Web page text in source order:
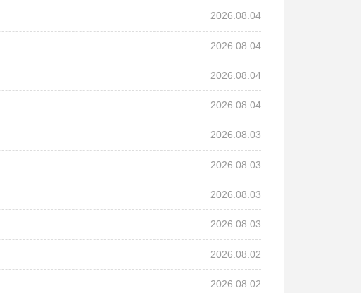
2026.08.04
2026.08.04
2026.08.04
2026.08.04
2026.08.03
2026.08.03
2026.08.03
2026.08.03
2026.08.02
2026.08.02